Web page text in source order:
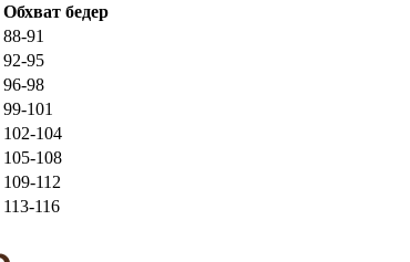
Обхват бедер
88-91
92-95
96-98
99-101
102-104
105-108
109-112
113-116